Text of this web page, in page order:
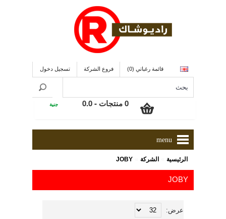
قائمة رغباتي (0) فروع الشركة تسجيل دخول
0 منتجات - 0.0 جنية
menu
الرئيسية الشركة JOBY
JOBY
عرض: